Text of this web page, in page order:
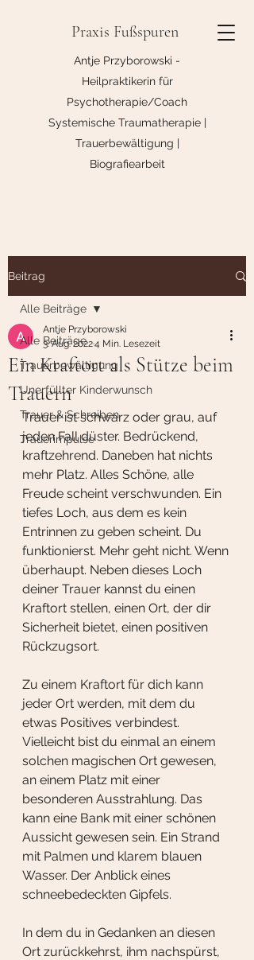
Praxis Fußspuren
Antje Przyborowski -
Heilpraktikerin für
Psychotherapie/Coach
Systemische Traumatherapie |
Trauerbewältigung |
Biografiearbeit
Beitrag
Alle Beiträge
Trauerbewältigung
Unerfüllter Kinderwunsch
Trauer & Schreiben
Trauerimpulse
Alle Beiträge
Ein Kraftort als Stütze beim
Trauern
Antje Przyborowski
3. Aug. 20224 Min. Lesezeit
Trauer ist schwarz oder grau, auf
jeden Fall düster. Bedrückend,
kraftzehrend. Daneben hat nichts
mehr Platz. Alles Schöne, alle
Freude scheint verschwunden. Ein
tiefes Loch, aus dem es kein
Entrinnen zu geben scheint. Du
funktionierst. Mehr geht nicht. Wenn
überhaupt. Neben dieses Loch
deiner Trauer kannst du einen
Kraftort stellen, einen Ort, der dir
Sicherheit bietet, einen positiven
Rückzugsort.
Zu einem Kraftort für dich kann
jeder Ort werden, mit dem du
etwas Positives verbindest.
Vielleicht bist du einmal an einem
solchen magischen Ort gewesen,
an einem Platz mit einer
besonderen Ausstrahlung. Das
kann eine Bank mit einer schönen
Aussicht gewesen sein. Ein Strand
mit Palmen und klarem blauen
Wasser. Der Anblick eines
schneebedeckten Gipfels.
In dem du in Gedanken an diesen
Ort zurückkehrst, ihm nachspürst,